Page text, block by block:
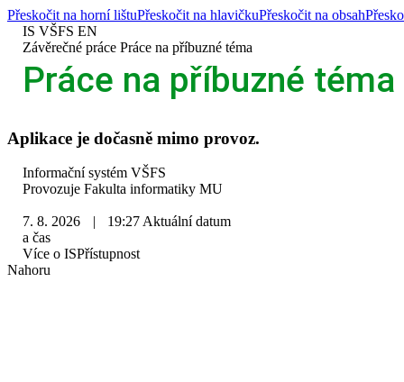
Přeskočit na horní lištuPřeskočit na hlavičkuPřeskočit na obsah
IS VŠFS EN
>
Závěrečné práce >
Práce na příbuzné téma
Práce na příbuzné téma
Aplikace je dočasně mimo provoz.
IS
VŠFS
Informační systém VŠFS
ProvozujeFakulta informatiky MU
7. 8. 2026 19:27Aktuální datum
a čas
Více o ISPřístupnost
Nahoru